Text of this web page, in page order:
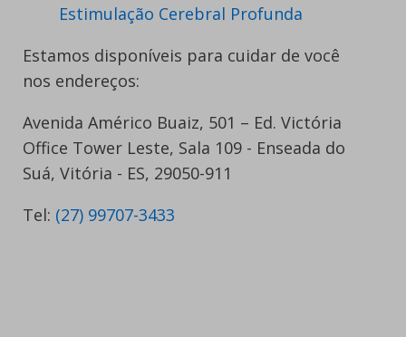
Estimulação Cerebral Profunda
Estamos disponíveis para cuidar de você
nos endereços:
Avenida Américo Buaiz, 501 – Ed. Victória
Office Tower Leste, Sala 109 - Enseada do
Suá, Vitória - ES, 29050-911
Tel: (27) 99707-3433